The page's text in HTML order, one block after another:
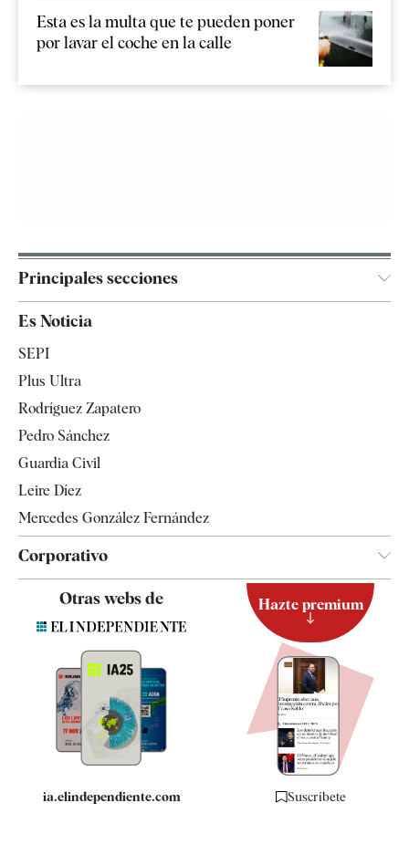
Esta es la multa que te pueden poner
por lavar el coche en la calle
Principales secciones
España
Televisión
Es Noticia
SEPI
Plus Ultra
Rodríguez Zapatero
Pedro Sánchez
Guardia Civil
Leire Díez
Mercedes González Fernández
Corporativo
Contacto
Quiénes somos
Especificaciones
Otras webs de
ia.elindependiente.com
Hazte premium
Suscríbete